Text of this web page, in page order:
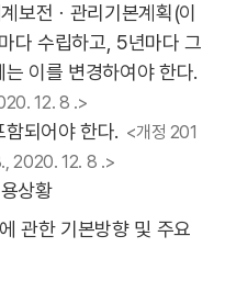
보전ㆍ관리기본계획(이
다 수립하고, 5년마다 그
이를 변경하여야 한다.
12. 8 .>
되어야 한다. <개정 201
2020. 12. 8 .>
상황
관한 기본방향 및 주요